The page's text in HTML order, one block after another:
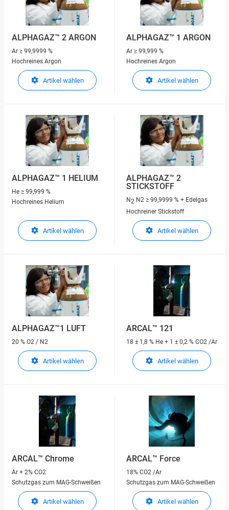
ALPHAGAZ™ 2 ARGON
Ar ≥ 99,9999 %
Hochreines Argon
Artikel wählen
ALPHAGAZ™ 1 ARGON
Ar ≥ 99,999 %
Hochreines Argon
Artikel wählen
ALPHAGAZ™ 1 HELIUM
He ≥ 99,999 %
Hochreines Helium
Artikel wählen
ALPHAGAZ™ 2
STICKSTOFF
N2 N2 ≥ 99,9999 % + Edelgas
Hochreiner Stickstoff
Artikel wählen
ALPHAGAZ™1 LUFT
20 % O2 / N2
Artikel wählen
ARCAL™ 121
18 ± 1,8 % He + 1 ± 0,2 % CO2 /Ar
Artikel wählen
ARCAL™ Chrome
Ar + 2% CO2
Schutzgas zum MAG-Schweißen
Artikel wählen
ARCAL™ Force
18% CO2 /Ar
Schutzgas zum MAG-Schweißen
Artikel wählen